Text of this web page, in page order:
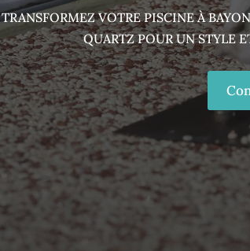
TRANSFORMEZ VOTRE PISCINE À
QUARTZ POUR UN STYLE